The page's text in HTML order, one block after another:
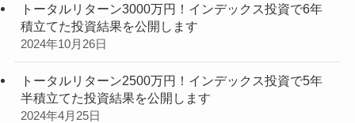
トータルリターン3000万円！インデックス投資で6年
積立てた投資結果を公開します
2024年10月26日
トータルリターン2500万円！インデックス投資で5年
半積立てた投資結果を公開します
2024年4月25日